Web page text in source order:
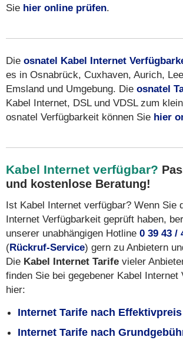
Sie hier online prüfen.
Die osnatel Kabel Internet
es in Osnabrück, Cuxhaven, Aurich,
Emsland und Umgebung. Die osnatel
Kabel Internet, DSL und VDSL zum
osnatel Verfügbarkeit können Sie hier
Kabel Internet verfügbar?
und kostenlose Beratung!
Ist Kabel Internet verfügbar? Wenn Sie
Internet Verfügbarkeit geprüft haben,
unserer unabhängigen Hotline 0 39 43 /
(Rückruf-Service) gern zu Anbietern
Die Kabel Internet Tarife vieler
finden Sie bei gegebener Kabel Internet
hier:
Internet Tarife nach Effektivpreis
Internet Tarife nach